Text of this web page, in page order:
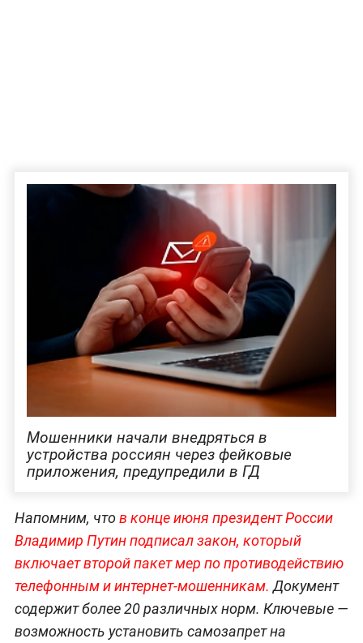
Мошенники начали внедряться в
устройства россиян через фейковые
приложения, предупредили в ГД
Напомним, чтов конце июня президент России
Владимир Путин подписал закон, который
включает второй пакет мер по противодействию
телефонным и интернет-мошенникам. Документ
содержит более 20 различных норм. Ключевые —
возможность установить самозапрет на